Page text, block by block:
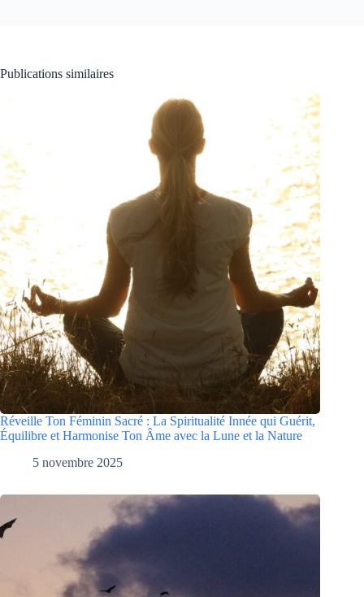
Publications similaires
Réveille Ton Féminin Sacré : La Spiritualité Innée qui Guérit,
Équilibre et Harmonise Ton Âme avec la Lune et la Nature
5 novembre 2025